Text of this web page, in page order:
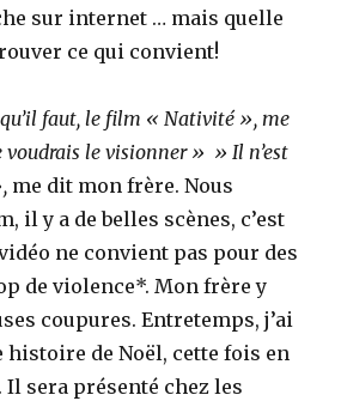
sur internet … mais quelle
ce qui convient!
qu’il faut, le film « Nativité », me
voudrais le visionner » » Il n’est
me dit mon frère. Nous
il y a de belles scènes, c’est
ne convient pas pour des
de violence*. Mon frère y
coupures. Entretemps, j’ai
histoire de Noël, cette fois en
Il sera présenté chez les